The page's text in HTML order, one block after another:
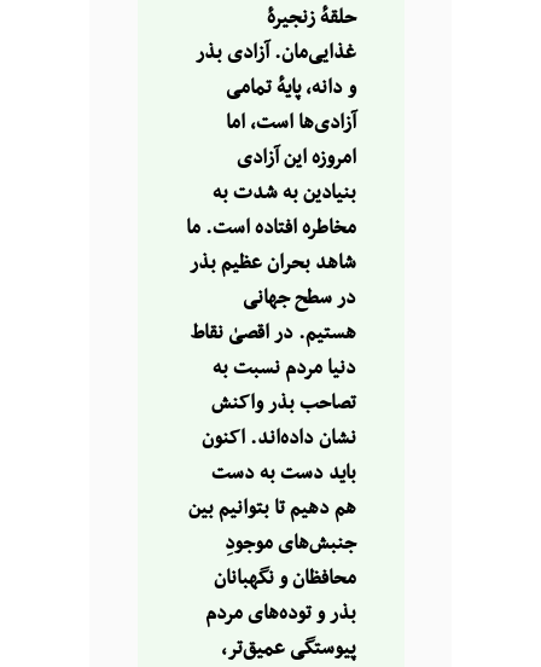
حلقهٔ زنجیرهٔ‌
غذایی‌مان. آزادی بذر
و دانه، پایهٔ تمامی
آزادی‌ها است، اما
امروزه این آزادی
بنیادین به شدت به
مخاطره افتاده است. ما
شاهد بحران عظیم بذر
در سطح جهانی
هستیم. در اقصیٰ نقاط
دنیا مردم نسبت به
تصاحب بذر واکنش
نشان داده‌اند. اکنون
باید دست به دست
هم دهیم تا بتوانیم بین
جنبش‌های موجودِ
محافظان و نگهبانان
بذر و توده‌های مردم
پیوستگی عمیق‌تر،